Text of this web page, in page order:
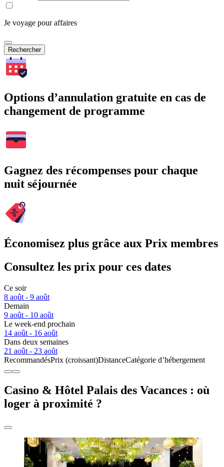
Je voyage pour affaires
Rechercher
Options d’annulation gratuite en cas de
changement de programme
Gagnez des récompenses pour chaque
nuit séjournée
Économisez plus grâce aux Prix membres
Consultez les prix pour ces dates
Ce soir
8 août - 9 août
Demain
9 août - 10 août
Le week-end prochain
14 août - 16 août
Dans deux semaines
21 août - 23 août
RecommandésPrix (croissant)DistanceCatégorie d’hébergement
Casino & Hôtel Palais des Vacances : où
loger à proximité ?